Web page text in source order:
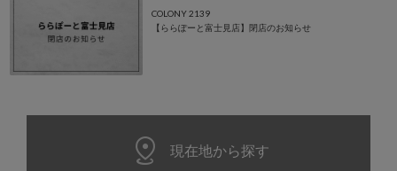
COLONY 2139
【ららぽーと富士見店】閉店のお知らせ